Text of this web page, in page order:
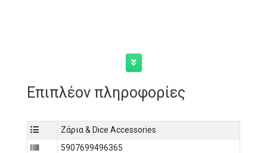
Επιπλέον πληροφορίες
Ζάρια & Dice Accessories
5907699496365